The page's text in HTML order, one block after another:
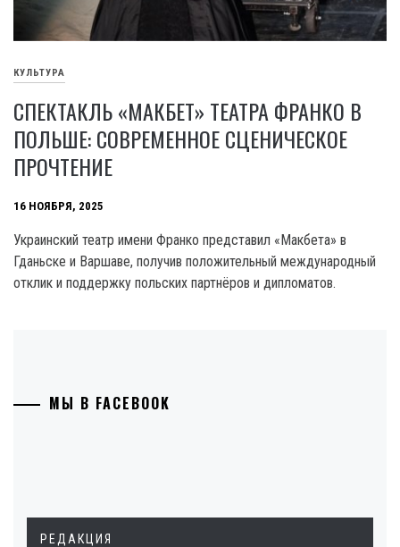
КУЛЬТУРА
СПЕКТАКЛЬ «МАКБЕТ» ТЕАТРА ФРАНКО В
ПОЛЬШЕ: СОВРЕМЕННОЕ СЦЕНИЧЕСКОЕ
ПРОЧТЕНИЕ
16 НОЯБРЯ, 2025
Украинский театр имени Франко представил «Макбета» в
Гданьске и Варшаве, получив положительный международный
отклик и поддержку польских партнёров и дипломатов.
МЫ В FACEBOOK
РЕДАКЦИЯ